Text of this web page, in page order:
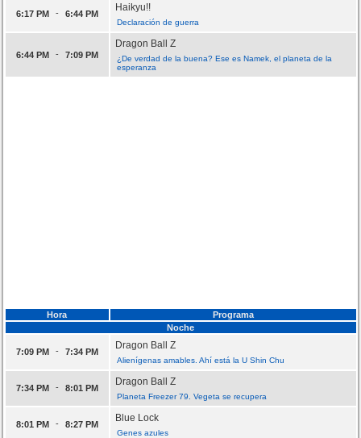
6:17 PM - 6:44 PM
Haikyu!!
Declaración de guerra
6:44 PM - 7:09 PM
Dragon Ball Z
¿De verdad de la buena? Ese es Namek, el planeta de la
esperanza
Hora
Programa
Noche
7:09 PM - 7:34 PM
Dragon Ball Z
Alienígenas amables. Ahí está la U Shin Chu
7:34 PM - 8:01 PM
Dragon Ball Z
Planeta Freezer 79. Vegeta se recupera
8:01 PM - 8:27 PM
Blue Lock
Genes azules